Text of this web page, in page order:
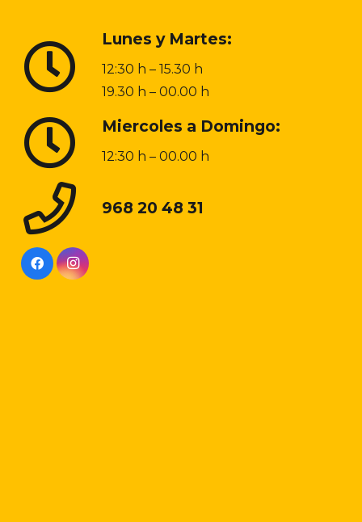
Lunes y Martes:
12:30 h – 15.30 h
19.30 h – 00.00 h
Miercoles a Domingo:
12:30 h – 00.00 h
968 20 48 31